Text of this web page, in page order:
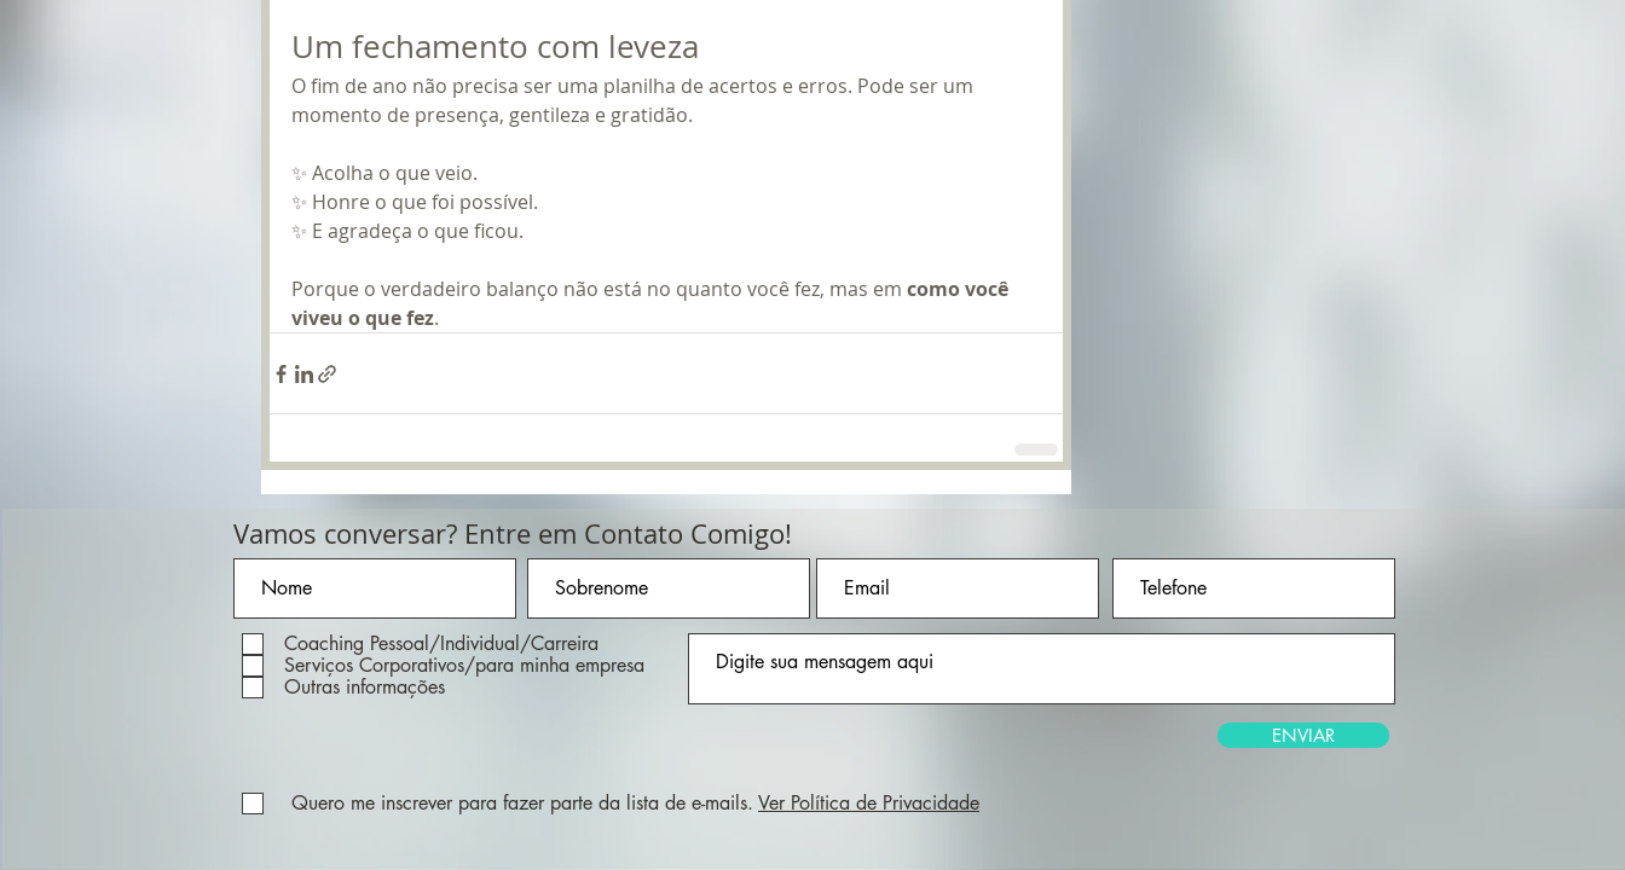
Um fechamento com leveza
O fim de ano não precisa ser uma planilha de acertos e erros. Pode ser um
momento de presença, gentileza e gratidão.
✨ Acolha o que veio.
✨ Honre o que foi possível.
✨ E agradeça o que ficou.
Porque o verdadeiro balanço não está no quanto você fez, mas em como você
viveu o que fez.
Vamos conversar? Entre em Contato Comigo!
Coaching Pessoal/Individual/Carreira
Serviços Corporativos/para minha empresa
Outras informações
ENVIAR
Quero me inscrever para fazer parte da lista de e-mails. Ver Política de Privacidade